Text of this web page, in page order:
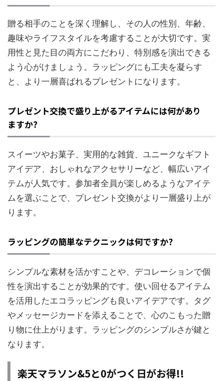
贈る相手のことを深く理解し、その人の性別、年齢、
趣味やライフスタイルを考慮することが大切です。実
用性と見た目の両方にこだわり、特別感を演出できる
よう心がけましょう。ラッピングにも工夫を凝らす
と、より一層喜ばれるプレゼントになります。
プレゼント交換で盛り上がるアイテムには何があり
ますか?
スイーツやお菓子、実用的な雑貨、ユニークなギフト
アイデア、おしゃれなアクセサリーなど、幅広いアイ
テムが人気です。参加者全員が楽しめるようなアイテ
ムを選ぶことで、プレゼント交換がより一層盛り上が
ります。
ラッピングの簡単なテクニックは何ですか?
シンプルな素材を活かすことや、デコレーションで個
性を演出することが効果的です。使い回せるアイテム
を活用したエコラッピングも良いアイデアです。タグ
やメッセージカードを添えることで、心のこもった贈
り物に仕上がります。ラッピングのシンプルさが鍵と
なります。
楽天マラソン&5と0がつく日がお得!!